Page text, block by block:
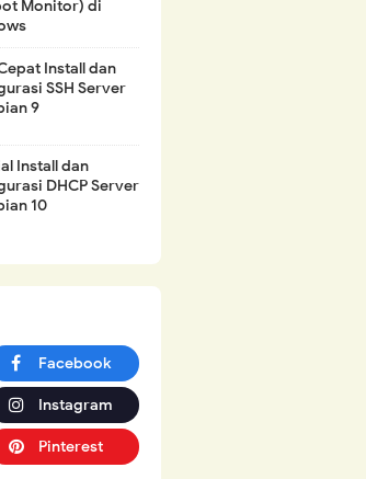
Monitor) di
Install dan
SSH Server
9
Install dan
DHCP Server
10
Facebook
Instagram
Pinterest